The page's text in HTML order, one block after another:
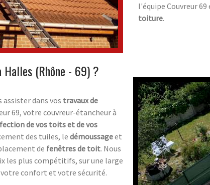
l'équipe Couvreur
toiture.
Halles (Rhône - 69) ?
dans vos travaux de
69, votre couvreur-étancheur à
de vos toits et de vos
des tuiles, le démoussageet
de fenêtres de toit. Nous
les plus compétitifs, sur une large
confort et votre sécurité.